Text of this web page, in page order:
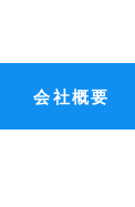
会社概要